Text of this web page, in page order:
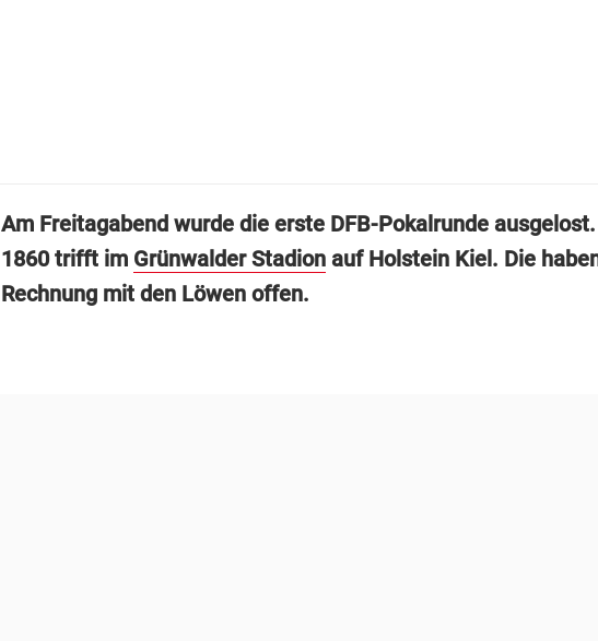
Am Freitagabend wurde die erste DFB-Pokalrunde ausgelost.
1860 trifft im Grünwalder Stadionauf Holstein Kiel. Die
Rechnung mit den Löwen offen.